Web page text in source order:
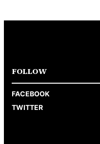
FOLLOW
FACEBOOK
TWITTER